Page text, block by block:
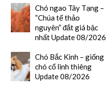
Chó ngao Tây Tạng –
“Chúa tể thảo
nguyên” đắt giá bậc
nhất Update 08/2026
Chó Bắc Kinh – giống
chó cổ linh thiêng
Update 08/2026